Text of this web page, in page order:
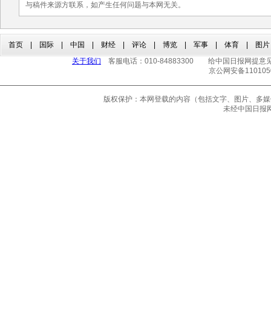
与稿件来源方联系，如产生任何问题与本网无关。